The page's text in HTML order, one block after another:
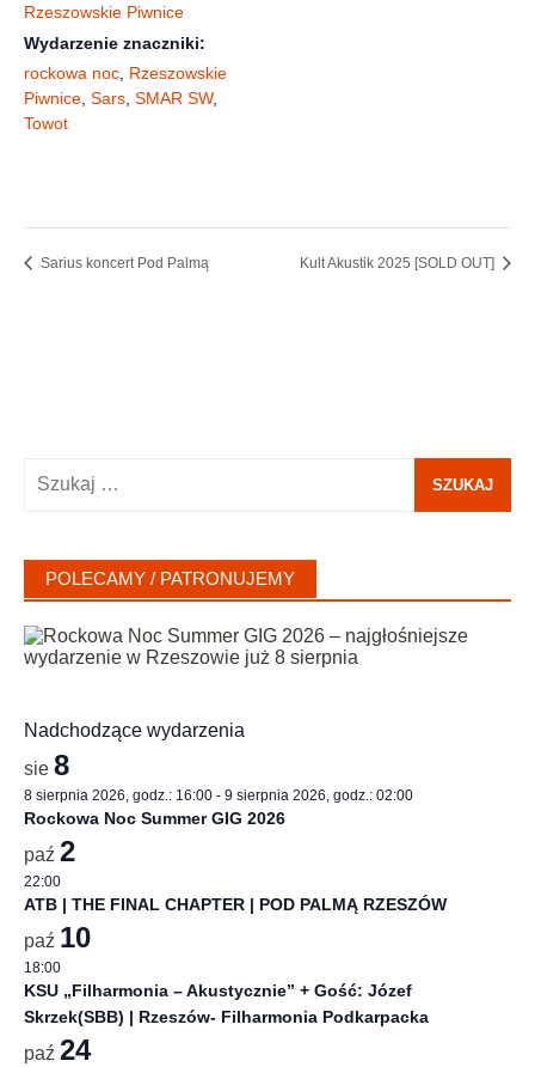
Rzeszowskie Piwnice
Wydarzenie znaczniki:
rockowa noc Rzeszowskie
Piwnice Sars SMAR SW,
Towot
Sarius koncert Pod Palmą Kult Akustik 2025 [SOLD OUT]
POLECAMY / PATRONUJEMY
Nadchodzące wydarzenia
sie 8
8 sierpnia 2026, godz.: 16:00 - 9 sierpnia 2026, godz.: 02:00
Rockowa Noc Summer GIG 2026
paź 2
22:00
ATB | THE FINAL CHAPTER | POD PALMĄ RZESZÓW
paź 10
18:00
KSU „Filharmonia – Akustycznie” + Gość: Józef
Skrzek(SBB) | Rzeszów- Filharmonia Podkarpacka
paź 24